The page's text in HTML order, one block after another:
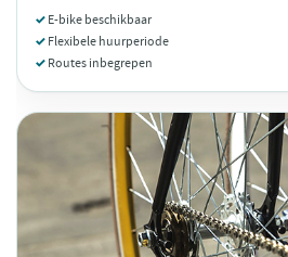
E-bike beschikbaar
Flexibele huurperiode
Routes inbegrepen